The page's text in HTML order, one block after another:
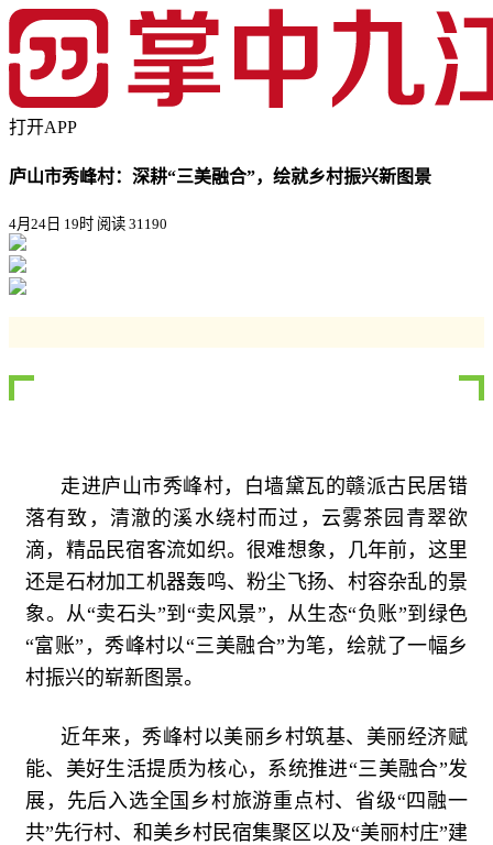
打开APP
庐山市秀峰村：深耕“三美融合”，绘就乡村振兴新图景
4月24日 19时 阅读 31190
走进庐山市秀峰村，白墙黛瓦的赣派古民居错
落有致，清澈的溪水绕村而过，云雾茶园青翠欲
滴，精品民宿客流如织。很难想象，几年前，这里
还是石材加工机器轰鸣、粉尘飞扬、村容杂乱的景
象。从“卖石头”到“卖风景”，从生态“负账”到绿色
“富账”，秀峰村以“三美融合”为笔，绘就了一幅乡
村振兴的崭新图景。
近年来，秀峰村以美丽乡村筑基、美丽经济赋
能、美好生活提质为核心，系统推进“三美融合”发
展，先后入选全国乡村旅游重点村、省级“四融一
共”先行村、和美乡村民宿集聚区以及“美丽村庄”建